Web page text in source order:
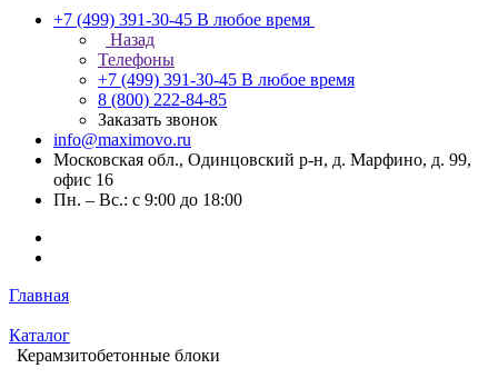
+7 (499) 391-30-45 В любое время
Назад
Телефоны
+7 (499) 391-30-45 В любое время
8 (800) 222-84-85
Заказать звонок
info@maximovo.ru
Московская обл., Одинцовский р-н, д. Марфино, д. 99,
офис 16
Пн. – Вс.: с 9:00 до 18:00
Главная
Каталог
Керамзитобетонные блоки